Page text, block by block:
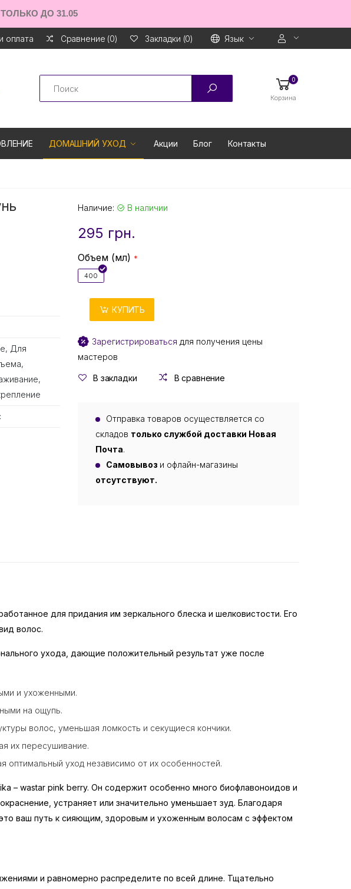
ДО 31.05
оплата Сравнение (0) Закладки (0) Язык
Search 0
Корзина
ДОМАШНИЙ УХОД Акции Блог Контакты
Для
Наличие: В наличии
295 грн.
Объем (мл)
400
КУПИТЬ
Зарегистрироваться для получения цены
мастеров
В закладки В сравнение
Отправка товаров осуществляется со
складов только службой доставки Новая
Почта.
Самовывоз и офлайн-магазины
отсутствуют.
для придания им зеркального блеска и шелковистости. Его
волос.
ухода, дающие положительный результат уже после
и ухоженными.
на ощупь.
волос, уменьшая ломкость и секущиеся кончики.
их пересушивание.
оптимальный уход независимо от их особенностей.
– wastar pink berry. Он содержит особенно много биофлавоноидов и
устраняет или значительно уменьшает зуд. Благодаря
ваш путь к сияющим, здоровым и ухоженным волосам с эффектом
и равномерно распределите по всей длине. Тщательно